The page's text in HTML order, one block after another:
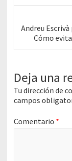
Siguiente
entrada:
Andreu Escrivà
Cómo
Deja una
Tu dirección de
campos
Comentario *